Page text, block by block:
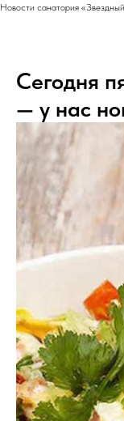
Новости санатория
Сегодня
— у нас